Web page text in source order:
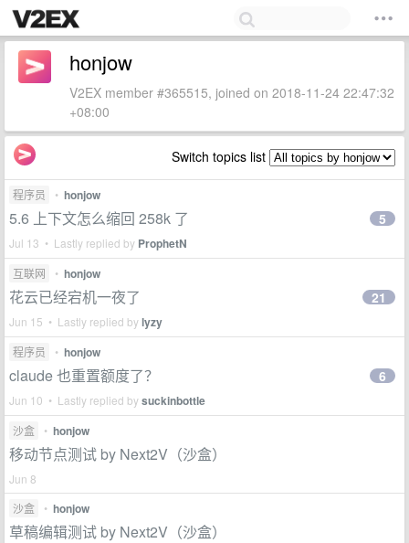
honjow
V2EX member #365515, joined on 2018-11-24 22:47:32
+08:00
Switch topics list
程序员 • honjow
5.6 上下文怎么缩回 258k 了
Jul 13 • Lastly replied by ProphetN
5
互联网 • honjow
花云已经宕机一夜了
Jun 15 • Lastly replied bylyzy
21
程序员 • honjow
claude 也重置额度了？
Jun 10 • Lastly replied bysuckinbottle
6
沙盒 • honjow
移动节点测试 by Next2V（沙盒）
Jun 8
沙盒
• honjow
草稿编辑测试 by Next2V（沙盒）